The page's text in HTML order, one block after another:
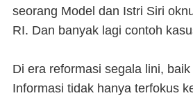
seorang Model dan Istri Siri
RI. Dan banyak lagi contoh
Di era reformasi segala lini,
Informasi tidak hanya terfokus